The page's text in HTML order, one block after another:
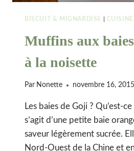
SURGEON
MUSEUM
BISCUIT & MIGNARDISE CUISINE
Muffins aux
à la noisette
Par Nonette novembre 16, 2015
Les baies de Goji ? Qu’est-ce
s’agit d’une petite baie
saveur légèrement sucrée.
Nord-Ouest de la Chine et